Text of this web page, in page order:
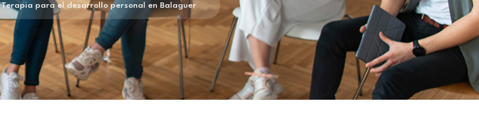
Terapia para el desarrollo personal en Balaguer